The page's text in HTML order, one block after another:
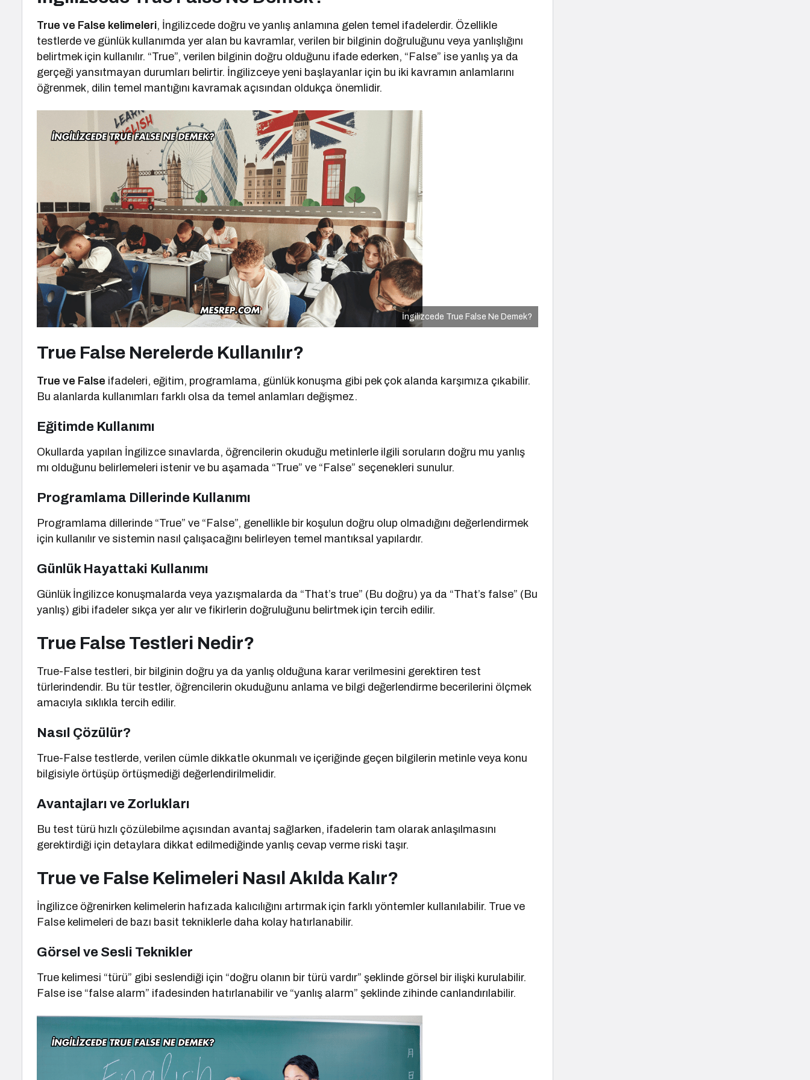
True ve False kelimeleri, İngilizcede doğru ve yanlış anlamına gelen temel ifadelerdir. Özellikle
testlerde ve günlük kullanımda yer alan bu kavramlar, verilen bir bilginin doğruluğunu veya yanlışlığını
belirtmek için kullanılır. “True”, verilen bilginin doğru olduğunu ifade ederken, “False” ise yanlış ya da
gerçeği yansıtmayan durumları belirtir. İngilizceye yeni başlayanlar için bu iki kavramın anlamlarını
öğrenmek, dilin temel mantığını kavramak açısından oldukça önemlidir.
İngilizcede True False Ne Demek?
True False Nerelerde Kullanılır?
True ve False ifadeleri, eğitim, programlama, günlük konuşma gibi pek çok alanda karşımıza çıkabilir.
Bu alanlarda kullanımları farklı olsa da temel anlamları değişmez.
Eğitimde Kullanımı
Okullarda yapılan İngilizce sınavlarda, öğrencilerin okuduğu metinlerle ilgili soruların doğru mu yanlış
mı olduğunu belirlemeleri istenir ve bu aşamada “True” ve “False” seçenekleri sunulur.
Programlama Dillerinde Kullanımı
Programlama dillerinde “True” ve “False”, genellikle bir koşulun doğru olup olmadığını değerlendirmek
için kullanılır ve sistemin nasıl çalışacağını belirleyen temel mantıksal yapılardır.
Günlük Hayattaki Kullanımı
Günlük İngilizce konuşmalarda veya yazışmalarda da “That’s true” (Bu doğru) ya da “That’s false” (Bu
yanlış) gibi ifadeler sıkça yer alır ve fikirlerin doğruluğunu belirtmek için tercih edilir.
True False Testleri Nedir?
True-False testleri, bir bilginin doğru ya da yanlış olduğuna karar verilmesini gerektiren test
türlerindendir. Bu tür testler, öğrencilerin okuduğunu anlama ve bilgi değerlendirme becerilerini ölçmek
amacıyla sıklıkla tercih edilir.
Nasıl Çözülür?
True-False testlerde, verilen cümle dikkatle okunmalı ve içeriğinde geçen bilgilerin metinle veya konu
bilgisiyle örtüşüp örtüşmediği değerlendirilmelidir.
Avantajları ve Zorlukları
Bu test türü hızlı çözülebilme açısından avantaj sağlarken, ifadelerin tam olarak anlaşılmasını
gerektirdiği için detaylara dikkat edilmediğinde yanlış cevap verme riski taşır.
True ve False Kelimeleri Nasıl Akılda Kalır?
İngilizce öğrenirken kelimelerin hafızada kalıcılığını artırmak için farklı yöntemler kullanılabilir. True ve
False kelimeleri de bazı basit tekniklerle daha kolay hatırlanabilir.
Görsel ve Sesli Teknikler
True kelimesi “türü” gibi seslendiği için “doğru olanın bir türü vardır” şeklinde görsel bir ilişki kurulabilir.
False ise “false alarm” ifadesinden hatırlanabilir ve “yanlış alarm” şeklinde zihinde canlandırılabilir.